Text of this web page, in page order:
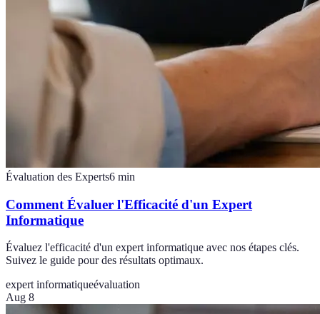
Évaluation des Experts6 min
Comment Évaluer l'Efficacité d'un Expert
Informatique
Évaluez l'efficacité d'un expert informatique avec nos étapes clés.
Suivez le guide pour des résultats optimaux.
expert informatiqueévaluation
Aug 8